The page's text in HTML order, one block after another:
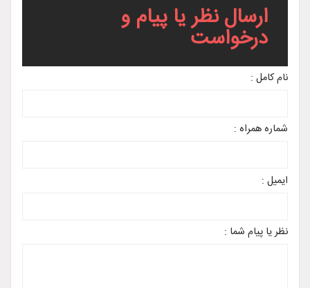
ارسال نظر یا پیام و
درخواست
نام کامل :
شماره همراه :
ایمیل :
نظر یا پیام شما :